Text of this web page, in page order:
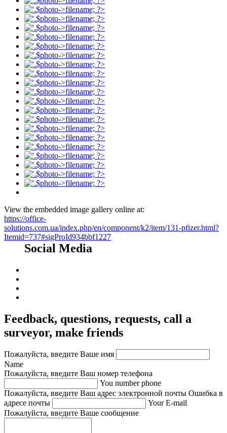
View the embedded image gallery online at:
https://office-
solutions.com.ua/index.php/en/component/k2/item/131-pfizer.html?
Itemid=737#sigProId934bbf1227
Social Media
Feedback, questions, requests, call a
surveyor, make friends
Пожалуйста, введите Ваше имя
Name
Пожалуйста, введите Ваш номер телефона
You number phone
Пожалуйста, введите Ваш адрес электронной почты Ошибка в
адресе почты
Your E-mail
Пожалуйста, введите Ваше сообщение